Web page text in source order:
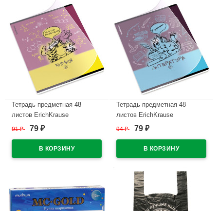
Тетрадь предметная 48
листов ErichKrause
Котоформулы Химия
арт.59509
91₽ 79 ₽
Тетрадь предметная 48
листов ErichKrause
Котоформулы Литература
арт.62537
94₽ 79 ₽